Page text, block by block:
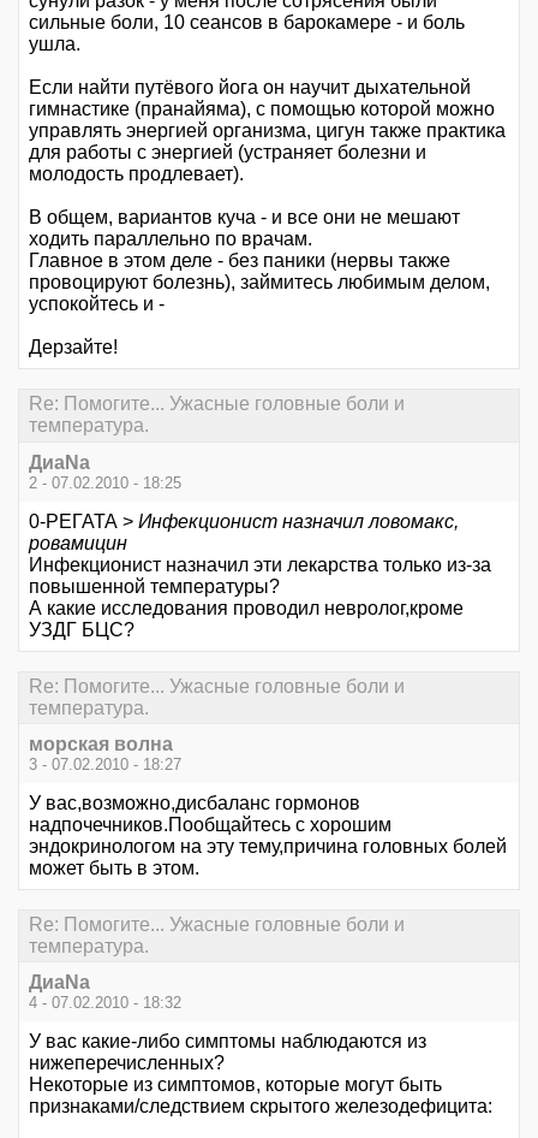
сильные боли, 10 сеансов в барокамере - и боль
ушла.
Если найти путёвого йога он научит дыхательной
гимнастике (пранайяма), с помощью которой можно
управлять энергией организма, цигун также практика
для работы с энергией (устраняет болезни и
молодость продлевает).
В общем, вариантов куча - и все они не мешают
ходить параллельно по врачам.
Главное в этом деле - без паники (нервы также
провоцируют болезнь), займитесь любимым делом,
успокойтесь и -
Дерзайте!
Re: Помогите... Ужасные головные боли и
температура.
ДиаNa
2 - 07.02.2010 - 18:25
0-РЕГАТА > Инфекционист назначил ловомакс,
ровамицин
Инфекционист назначил эти лекарства только из-за
повышенной температуры?
А какие исследования проводил невролог,кроме
УЗДГ БЦС?
Re: Помогите... Ужасные головные боли и
температура.
морская волна
3 - 07.02.2010 - 18:27
У вас,возможно,дисбаланс гормонов
надпочечников.Пообщайтесь с хорошим
эндокринологом на эту тему,причина головных болей
может быть в этом.
Re: Помогите... Ужасные головные боли и
температура.
ДиаNa
4 - 07.02.2010 - 18:32
У вас какие-либо симптомы наблюдаются из
нижеперечисленных?
Некоторые из симптомов, которые могут быть
признаками/следствием скрытого железодефицита: